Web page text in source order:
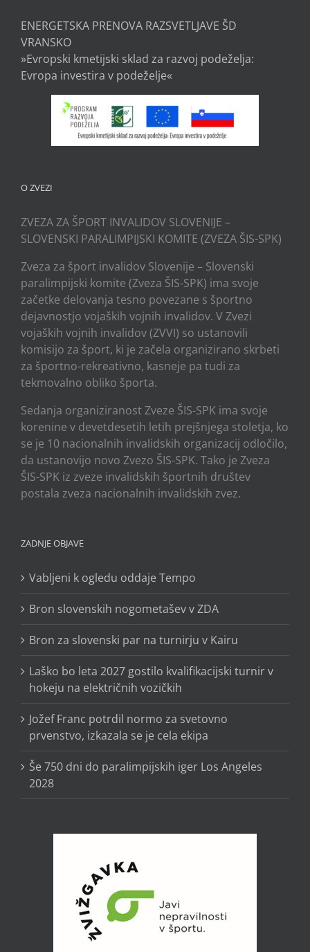
ENERGETSKA PRENOVA RAZSVETLJAVE ŠD
VRANSKO
»Evropski kmetijski sklad za razvoj podeželja:
Evropa investira v podeželje«
O ZVEZI
ZVEZA ZA ŠPORT INVALIDOV SLOVENIJE –
SLOVENSKI PARALIMPIJSKI KOMITE (ZVEZA ŠIS-SPK)
Zveza za šport invalidov Slovenije – Slovenski
paralimpijski komite (Zveza ŠIS-SPK) ima svoje
začetke delovanja tesno povezane s športno
dejavnostjo vojaških vojnih invalidov. V Zvezi
vojaških vojnih invalidov (ZVVI) so ustanovili
komisijo za šport, ki je začela organizirano skrbeti
za športno-rekreativno, kasneje pa tudi za
tekmovalno obliko športa.
Sedanja organiziranost Zveze ŠIS-SPK ima svoje
korenine v devetdesetih letih prejšnjega stoletja, ko
se je 10 nacionalnih invalidskih organizacij odločilo,
da ustanovijo novo Zvezo ŠIS-SPK. Tako je Zveza
ŠIS-SPK iz zveze invalidskih športnih društev
postala zveza nacionalnih invalidskih zvez.
ZADNJE OBJAVE
Vabljeni k ogledu oddaje Tempo
Bron slovenskih nogometašev v ZDA
Bron za slovenski par na turnirju v Kairu
Laško bo leta 2027 gostilo kvalifikacijski turnir v
hokeju na električnih vozičkih
Jožef Franc potrdil normo za svetovno
prvenstvo, izkazala se je cela ekipa
Še 750 dni do paralimpijskih iger Los Angeles
2028